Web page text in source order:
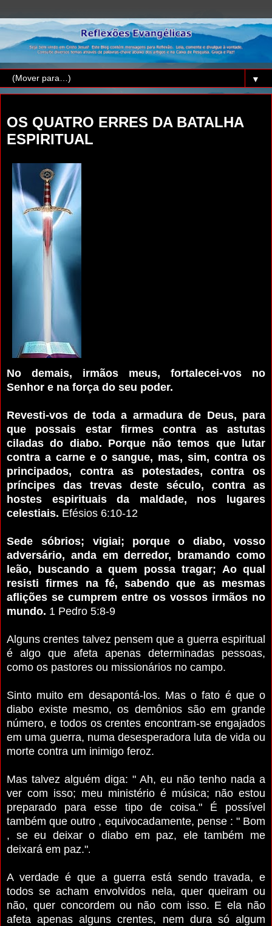
▼
OS QUATRO ERRES DA BATALHA
ESPIRITUAL
No demais, irmãos meus, fortalecei-vos no
Senhor e na força do seu poder.
Revesti-vos de toda a armadura de Deus, para
que possais estar firmes contra as astutas
ciladas do diabo. Porque não temos que lutar
contra a carne e o sangue, mas, sim, contra os
principados, contra as potestades, contra os
príncipes das trevas deste século, contra as
hostes espirituais da maldade, nos lugares
celestiais. Efésios 6:10-12
Sede sóbrios; vigiai; porque o diabo, vosso
adversário, anda em derredor, bramando como
leão, buscando a quem possa tragar; Ao qual
resisti firmes na fé, sabendo que as mesmas
aflições se cumprem entre os vossos irmãos no
mundo. 1 Pedro 5:8-9
Alguns crentes talvez pensem que a guerra espiritual
é algo que afeta apenas determinadas pessoas,
como os pastores ou missionários no campo.
Sinto muito em desapontá-los. Mas o fato é que o
diabo existe mesmo, os demônios são em grande
número, e todos os crentes encontram-se engajados
em uma guerra, numa desesperadora luta de vida ou
morte contra um inimigo feroz.
Mas talvez alguém diga: " Ah, eu não tenho nada a
ver com isso; meu ministério é música; não estou
preparado para esse tipo de coisa." É possível
também que outro , equivocadamente, pense : " Bom
, se eu deixar o diabo em paz, ele também me
deixará em paz.".
A verdade é que a guerra está sendo travada, e
todos se acham envolvidos nela, quer queiram ou
não, quer concordem ou não com isso. E ela não
afeta apenas alguns crentes, nem dura só algum